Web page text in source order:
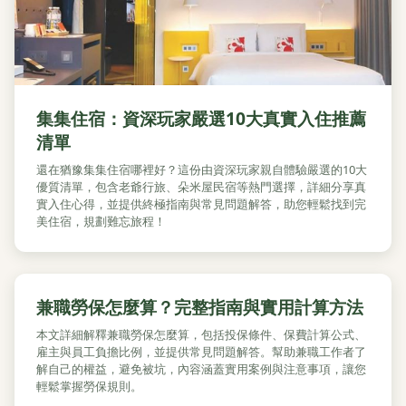
集集住宿：資深玩家嚴選10大真實入住推薦
清單
還在猶豫集集住宿哪裡好？這份由資深玩家親自體驗嚴選的10大
優質清單，包含老爺行旅、朵米屋民宿等熱門選擇，詳細分享真
實入住心得，並提供終極指南與常見問題解答，助您輕鬆找到完
美住宿，規劃難忘旅程！
兼職勞保怎麼算？完整指南與實用計算方法
本文詳細解釋兼職勞保怎麼算，包括投保條件、保費計算公式、
雇主與員工負擔比例，並提供常見問題解答。幫助兼職工作者了
解自己的權益，避免被坑，內容涵蓋實用案例與注意事項，讓您
輕鬆掌握勞保規則。